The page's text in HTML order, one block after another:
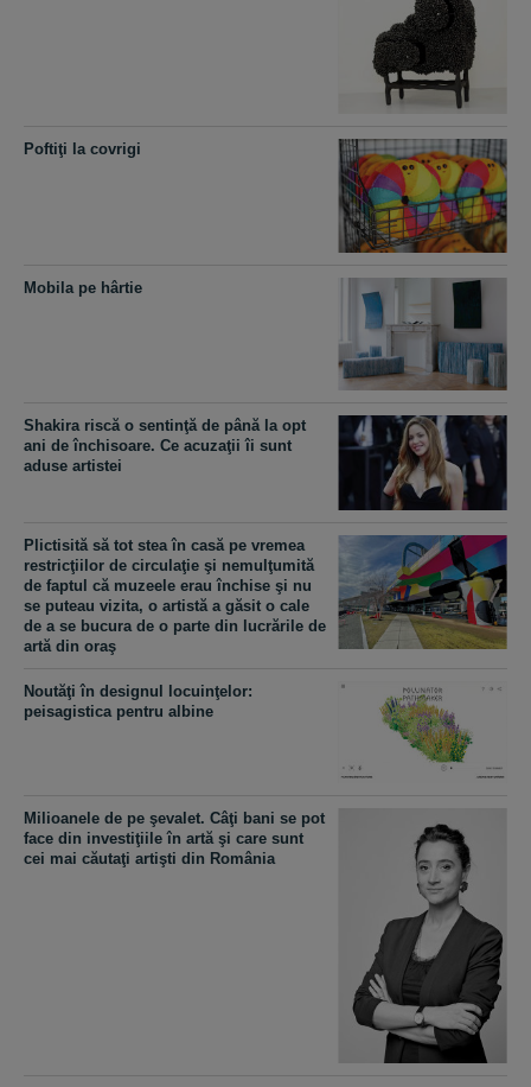
Poftiţi la covrigi
Mobila pe hârtie
Shakira riscă o sentinţă de până la opt
ani de închisoare. Ce acuzaţii îi sunt
aduse artistei
Plictisită să tot stea în casă pe vremea
restricţiilor de circulaţie şi nemulţumită
de faptul că muzeele erau închise şi nu
se puteau vizita, o artistă a găsit o cale
de a se bucura de o parte din lucrările de
artă din oraş
Noutăţi în designul locuinţelor:
peisagistica pentru albine
Milioanele de pe şevalet. Câţi bani se pot
face din investiţiile în artă şi care sunt
cei mai căutaţi artişti din România